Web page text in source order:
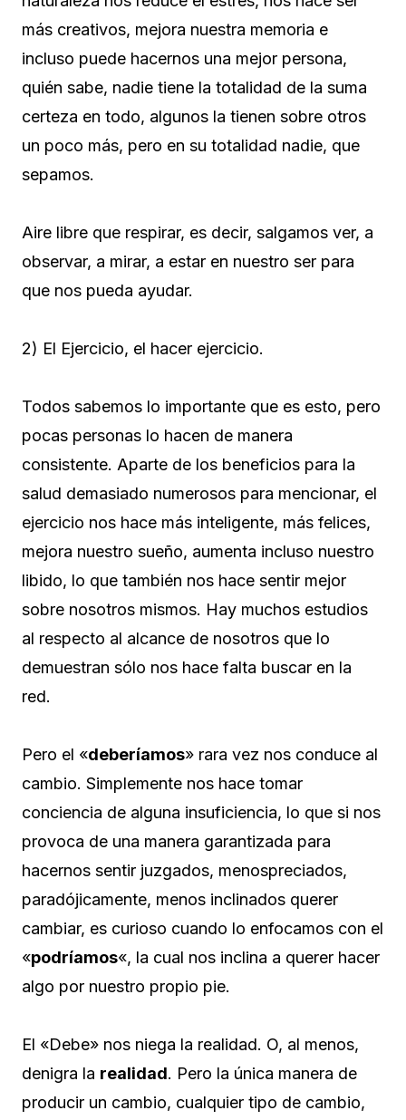
más creativos, mejora nuestra memoria e
incluso puede hacernos una mejor persona,
quién sabe, nadie tiene la totalidad de la suma
certeza en todo, algunos la tienen sobre otros
un poco más, pero en su totalidad nadie, que
sepamos.
Aire libre que respirar, es decir, salgamos ver, a
observar, a mirar, a estar en nuestro ser para
que nos pueda ayudar.
2) El Ejercicio, el hacer ejercicio.
Todos sabemos lo importante que es esto, pero
pocas personas lo hacen de manera
consistente. Aparte de los beneficios para la
salud demasiado numerosos para mencionar, el
ejercicio nos hace más inteligente, más felices,
mejora nuestro sueño, aumenta incluso nuestro
libido, lo que también nos hace sentir mejor
sobre nosotros mismos. Hay muchos estudios
al respecto al alcance de nosotros que lo
demuestran sólo nos hace falta buscar en la
red.
Pero el «deberíamos» rara vez nos conduce al
cambio. Simplemente nos hace tomar
conciencia de alguna insuficiencia, lo que si nos
provoca de una manera garantizada para
hacernos sentir juzgados, menospreciados,
paradójicamente, menos inclinados querer
cambiar, es curioso cuando lo enfocamos con el
«podríamos«, la cual nos inclina a querer hacer
algo por nuestro propio pie.
El «Debe» nos niega la realidad. O, al menos,
denigra la realidad. Pero la única manera de
producir un cambio, cualquier tipo de cambio,